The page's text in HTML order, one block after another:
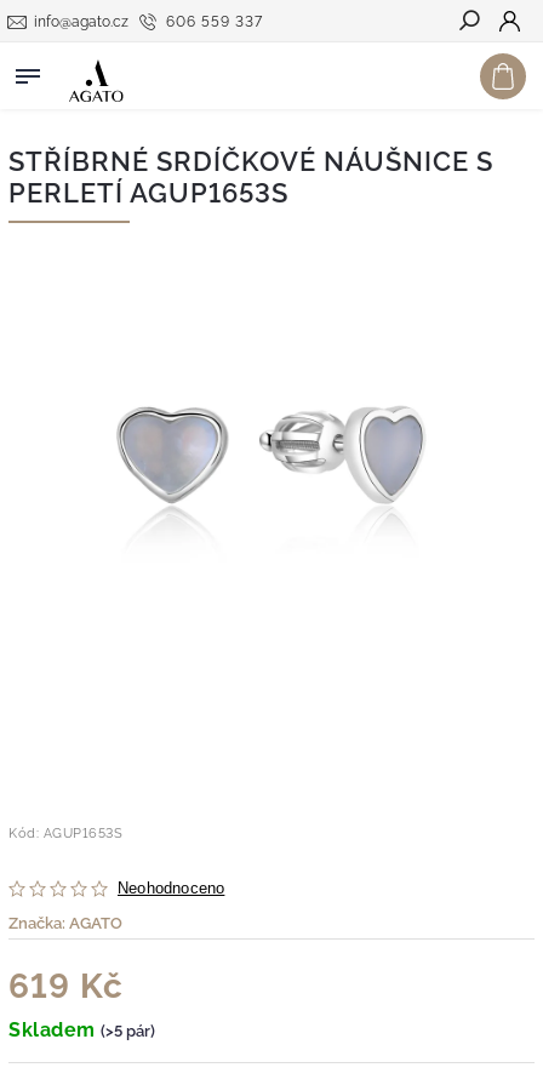
606 559 337
info@agato.cz
Hledat
STŘÍBRNÉ SRDÍČKOVÉ NÁUŠNICE S
PERLETÍ AGUP1653S
Kód: AGUP1653S
Neohodnoceno
Značka: AGATO
619 Kč
Skladem (>5 pár)